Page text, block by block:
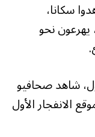
وشاهدوا سكانا،
نحو
الأول، شاهد صحافيو
الانفجار الأول